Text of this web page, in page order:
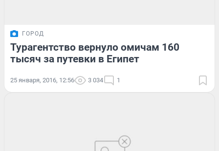
ГОРОД
Турагентство вернуло омичам 160
тысяч за путевки в Египет
25 января, 2016, 12:56 3 034 1